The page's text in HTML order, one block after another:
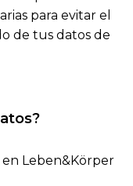
para evitar el
de tus datos de
en Leben&Körper